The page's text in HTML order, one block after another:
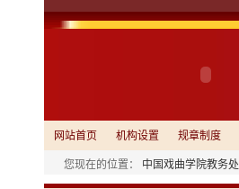
网站首页 机构设置 规章制度
您现在的位置： 中国戏曲学院教务处